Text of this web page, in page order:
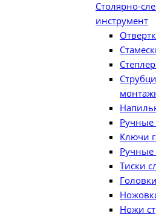
Столярно-
инструмент
Ручные
Ключи
Ручные
Тиски
Ножи